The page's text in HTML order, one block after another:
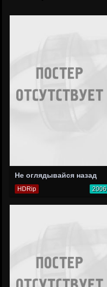
Не оглядывайся назад
HDRip 2006